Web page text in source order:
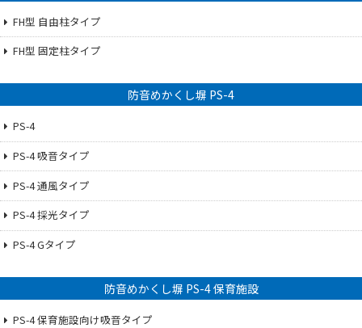
FH型 自由柱タイプ
FH型 固定柱タイプ
防音めかくし塀 PS-4
PS-4
PS-4 吸音タイプ
PS-4 通風タイプ
PS-4 採光タイプ
PS-4 Gタイプ
防音めかくし塀 PS-4 保育施設
PS-4 保育施設向け吸音タイプ